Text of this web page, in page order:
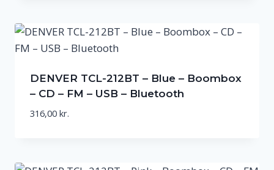
DENVER TCL-212BT – Blue – Boombox
– CD – FM – USB – Bluetooth
316,00 kr.